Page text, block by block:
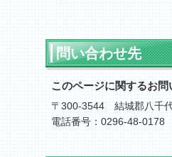
問い合わせ先
このページに関するお問
〒300-3544 結城郡八千
電話番号：0296-48-0178